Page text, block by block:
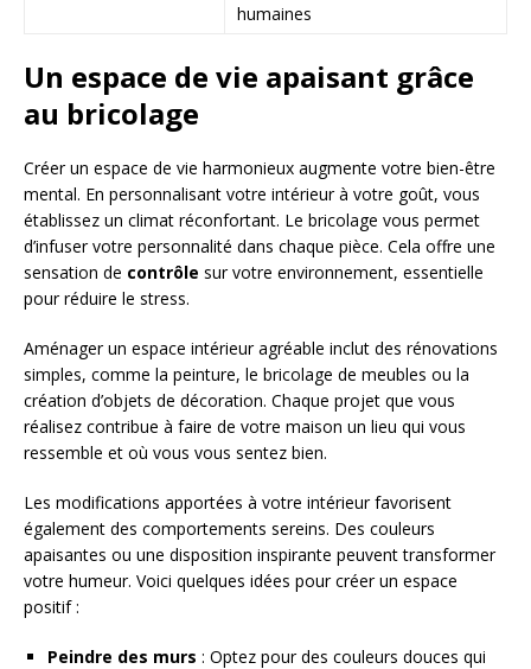
humaines
Un espace de vie apaisant grâce
au bricolage
Créer un espace de vie harmonieux augmente votre bien-être
mental. En personnalisant votre intérieur à votre goût, vous
établissez un climat réconfortant. Le bricolage vous permet
d’infuser votre personnalité dans chaque pièce. Cela offre une
sensation de contrôle sur votre environnement, essentielle
pour réduire le stress.
Aménager un espace intérieur agréable inclut des rénovations
simples, comme la peinture, le bricolage de meubles ou la
création d’objets de décoration. Chaque projet que vous
réalisez contribue à faire de votre maison un lieu qui vous
ressemble et où vous vous sentez bien.
Les modifications apportées à votre intérieur favorisent
également des comportements sereins. Des couleurs
apaisantes ou une disposition inspirante peuvent transformer
votre humeur. Voici quelques idées pour créer un espace
positif :
Peindre des murs : Optez pour des couleurs douces qui